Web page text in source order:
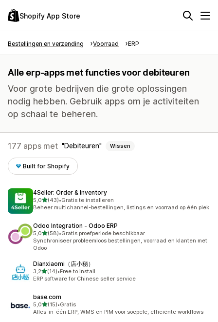
Shopify App Store
Bestellingen en verzending Voorraad ERP
Alle erp-apps met functies voor debiteuren
Voor grote bedrijven die grote oplossingen
nodig hebben. Gebruik apps om je activiteiten
op schaal te beheren.
177 apps met Debiteuren Wissen
Built for Shopify
4Seller: Order & Inventory
5,0van 5 sterren
(43)
43 recensies in totaal
•Gratis te installeren
Beheer multichannel-bestellingen, listings en voorraad op één plek
Odoo Integration ‑ Odoo ERP
5,0van 5 sterren
(58)
58 recensies in totaal
•Gratis proefperiode beschikbaar
Synchroniseer probleemloos bestellingen, voorraad en klanten met
Odoo
Dianxiaomi（店小秘）
3,2van 5 sterren
(14)
14 recensies in totaal
•Free to install
ERP software for Chinese seller service
base.com
5,0van 5 sterren
(15)
15 recensies in totaal
•Gratis
Alles-in-één ERP, WMS en PIM voor soepele, efficiënte workflows